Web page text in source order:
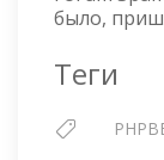
было,
Теги